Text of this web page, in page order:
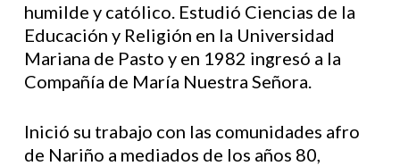
humilde y católico. Estudió Ciencias de la
Educación y Religión en la Universidad
Mariana de Pasto y en 1982 ingresó a la
Compañía de María Nuestra Señora.
Inició su trabajo con las comunidades afro
de Nariño a mediados de los años 80,